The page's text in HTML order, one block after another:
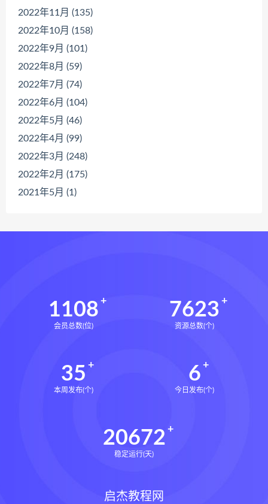
2022年11月 (135)
2022年10月 (158)
2022年9月 (101)
2022年8月 (59)
2022年7月 (74)
2022年6月 (104)
2022年5月 (46)
2022年4月 (99)
2022年3月 (248)
2022年2月 (175)
2021年5月 (1)
1108
会员总数(位)
7623
资源总数(个)
35
本周发布(个)
6
今日发布(个)
20672
稳定运行(天)
启杰教程网